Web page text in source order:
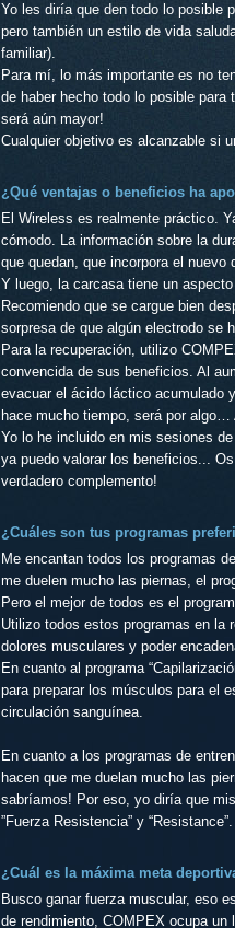
Yo les diría que den todo lo posible
pero también un estilo de vida
familiar).
Para mí, lo más importante es no
de haber hecho todo lo posible
será aún mayor!
Cualquier objetivo es alcanzable si
¿Qué ventajas o beneficios ha
El Wireless es realmente práctico.
cómodo. La información sobre la
que quedan, que incorpora el
Y luego, la carcasa tiene un
Recomiendo que se cargue bien
sorpresa de que algún electrodo se
Para la recuperación, utilizo
convencida de sus beneficios. Al
evacuar el ácido láctico acumulado
hace mucho tiempo, será por
Yo lo he incluido en mis sesiones
ya puedo valorar los beneficios...
verdadero complemento!
¿Cuáles son tus programas
Me encantan todos los programas
me duelen mucho las piernas, el
Pero el mejor de todos es el
Utilizo todos estos programas en la
dolores musculares y poder
En cuanto al programa
para preparar los músculos para el
circulación sanguínea.
En cuanto a los programas de
hacen que me duelan mucho las
sabríamos! Por eso, yo diría que
”Fuerza Resistencia” y
¿Cuál es la máxima meta
Busco ganar fuerza muscular, eso
de rendimiento, COMPEX ocupa un